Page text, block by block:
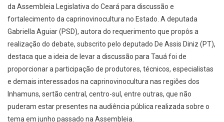
da Assembleia Legislativa do Ceará para discussão e
fortalecimento da caprinovinocultura no Estado. A deputada
Gabriella Aguiar (PSD), autora do requerimento que propôs a
realização do debate, subscrito pelo deputado De Assis Diniz (PT),
destaca que a ideia de levar a discussão para Tauá foi de
proporcionar a participação de produtores, técnicos, especialistas
e demais interessados na caprinovinocultura nas regiões dos
Inhamuns, sertão central, centro-sul, entre outras, que não
puderam estar presentes na audiência pública realizada sobre o
tema em junho passado na Assembleia.